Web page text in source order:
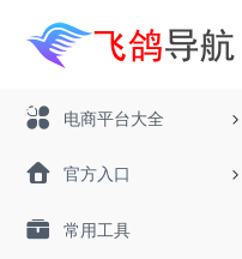
电商平台大全
官方入口
常用工具